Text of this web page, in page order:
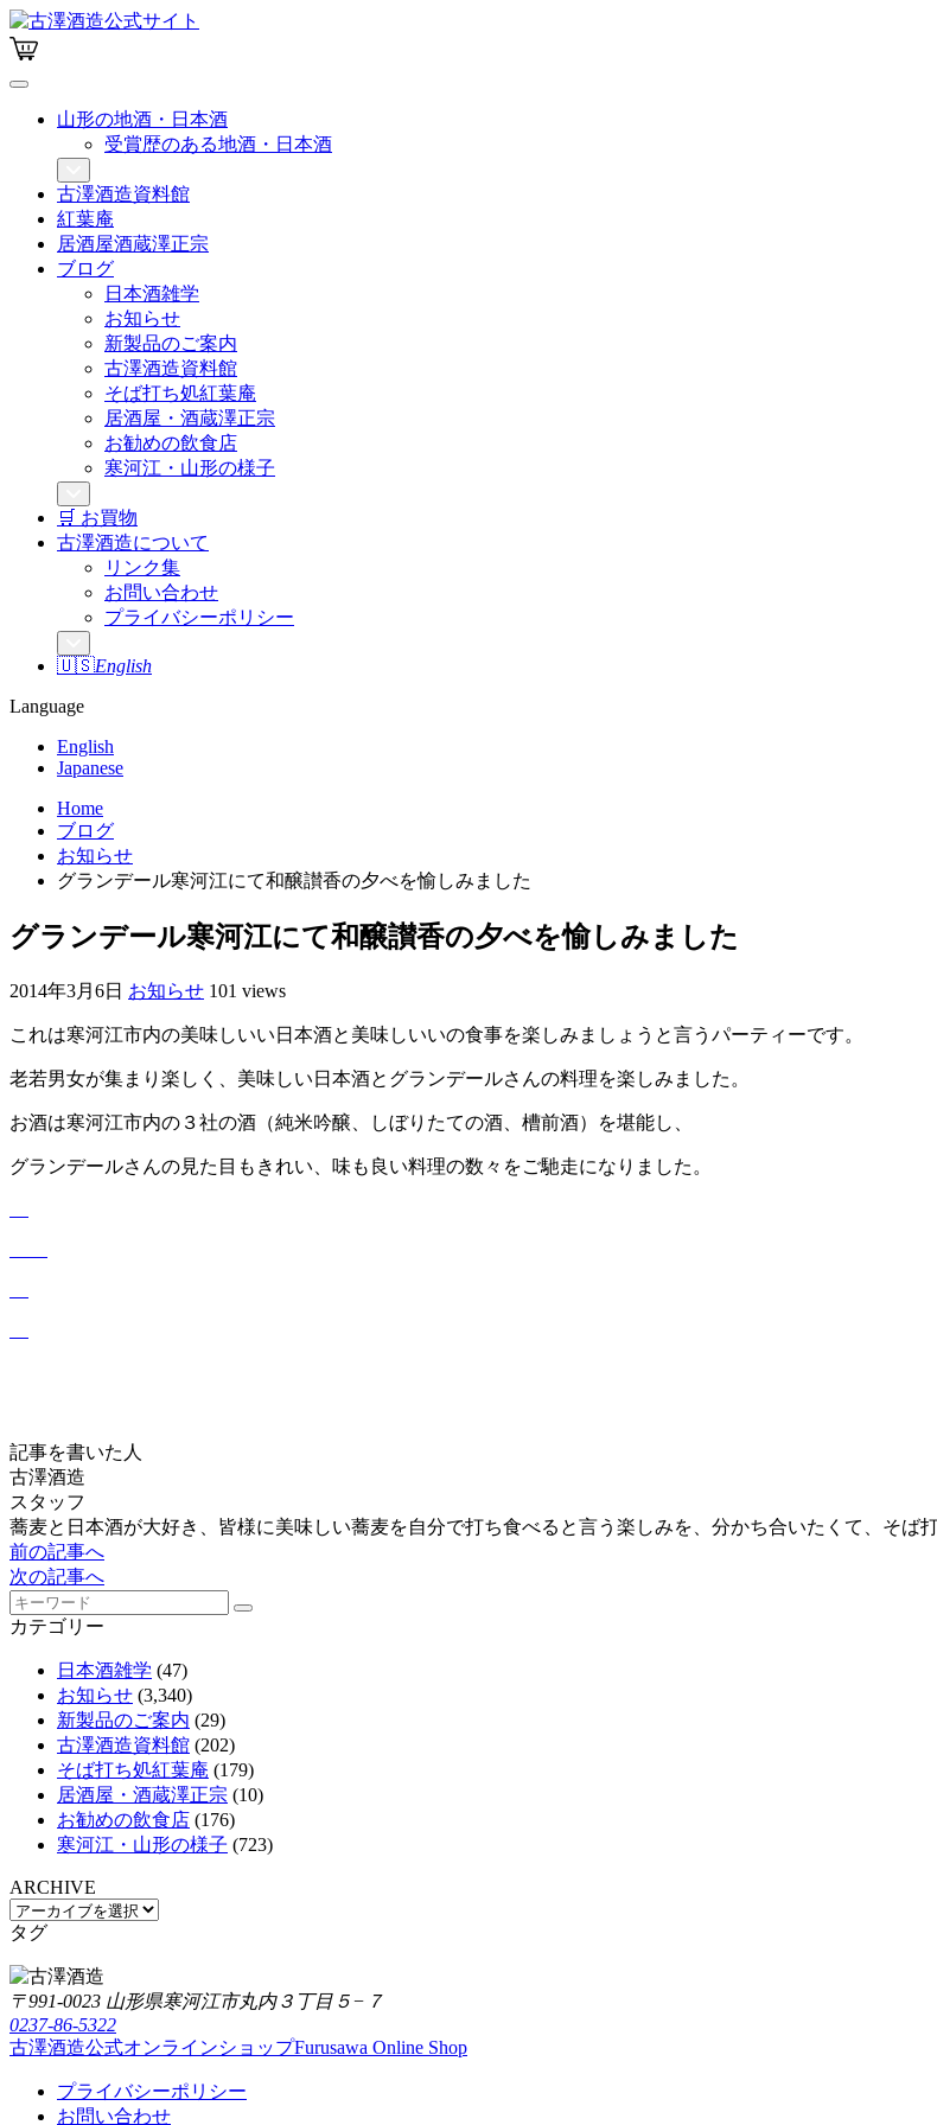
山形の地酒・日本酒
受賞歴のある地酒・日本酒
古澤酒造資料館
紅葉庵
居酒屋酒蔵澤正宗
ブログ
日本酒雑学
お知らせ
新製品のご案内
古澤酒造資料館
そば打ち処紅葉庵
居酒屋・酒蔵澤正宗
お勧めの飲食店
寒河江・山形の様子
🛒 お買物
古澤酒造について
リンク集
お問い合わせ
プライバシーポリシー
🇺🇸English
Language
English
Japanese
Home
ブログ
お知らせ
グランデール寒河江にて和醸讃香の夕べを愉しみました
グランデール寒河江にて和醸讃香の夕べを愉しみました
2014年3月6日 お知らせ 101 views
これは寒河江市内の美味しいい日本酒と美味しいいの食事を楽しみましょうと言うパーティーです。
老若男女が集まり楽しく、美味しい日本酒とグランデールさんの料理を楽しみました。
お酒は寒河江市内の３社の酒（純米吟醸、しぼりたての酒、槽前酒）を堪能し、
グランデールさんの見た目もきれい、味も良い料理の数々をご馳走になりました。
記事を書いた人
古澤酒造
スタッフ
蕎麦と日本酒が大好き、皆様に美味しい蕎麦を自分で打ち食べると言う楽しみを、分かち合いたくて、そば
前の記事へ
次の記事へ
カテゴリー
日本酒雑学 (47)
お知らせ (3,340)
新製品のご案内 (29)
古澤酒造資料館 (202)
そば打ち処紅葉庵 (179)
居酒屋・酒蔵澤正宗 (10)
お勧めの飲食店 (176)
寒河江・山形の様子 (723)
ARCHIVE
タグ
〒991-0023 山形県寒河江市丸内３丁目５−７
0237-86-5322
古澤酒造公式オンラインショップFurusawa Online Shop
プライバシーポリシー
お問い合わせ